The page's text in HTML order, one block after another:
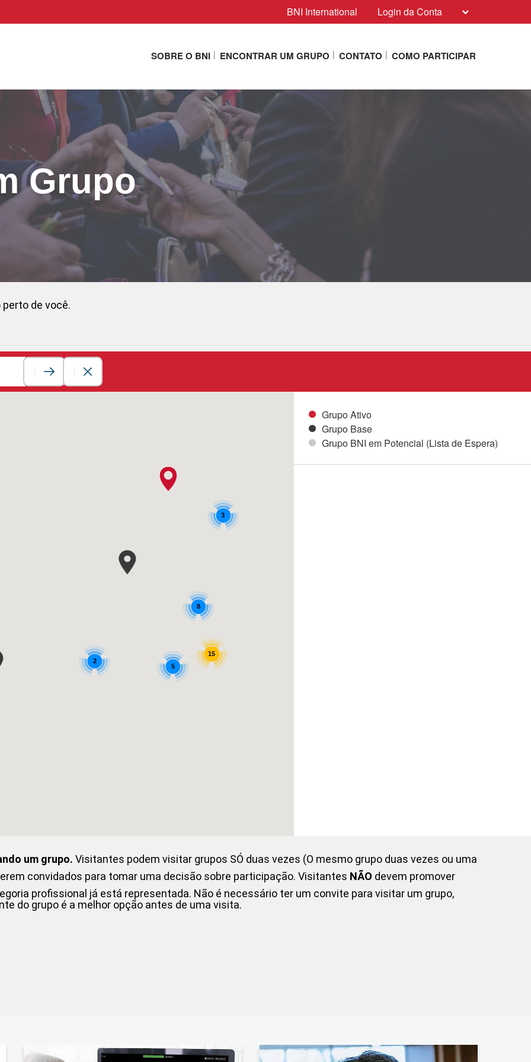
BNI International Login da Conta
SOBRE O BNI ENCONTRAR UM GRUPO CONTATO COMO PARTICIPAR
Grupo
de você.
15
5
8
2
3
Grupo Ativo
Grupo Base
Grupo BNI em Potencial (Lista de Espera)
um grupo. Visitantes podem visitar grupos SÓ duas vezes (O mesmo grupo duas vezes ou uma
convidados para tomar uma decisão sobre participação. Visitantes NÃO devem promover
profissional já está representada. Não é necessário ter um convite para visitar um grupo,
do grupo é a melhor opção antes de uma visita.